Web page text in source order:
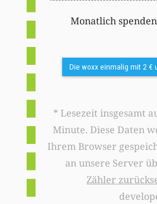
Monatlich
Die woxx einmalig mit 2 €
* Lesezeit insgesamt
Minute. Diese Daten
Ihrem Browser
an unsere Server
Zähler